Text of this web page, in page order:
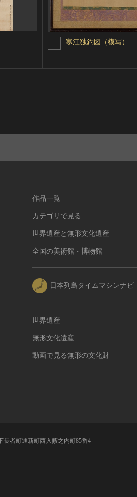
寒江独釣図（模写）
作品一覧
カテゴリで見る
世界遺産と無形文化遺産
全国の美術館・博物館
日本列島タイムマシンナビ
世界遺産
無形文化遺産
動画で見る無形の文化財
者町通新町西入藪之内町85番4